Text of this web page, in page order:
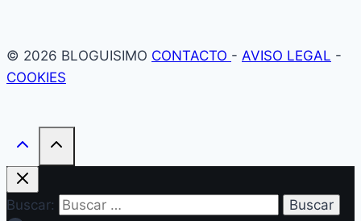
© 2026 BLOGUISIMO CONTACTO - AVISO LEGAL -
COOKIES
Buscar: